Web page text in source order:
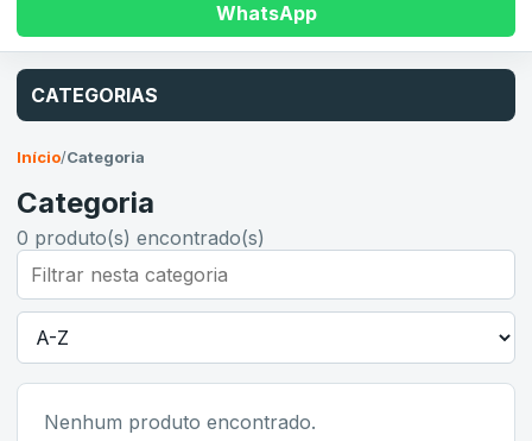
WhatsApp
CATEGORIAS
Início/Categoria
Categoria
0 produto(s) encontrado(s)
Nenhum produto encontrado.